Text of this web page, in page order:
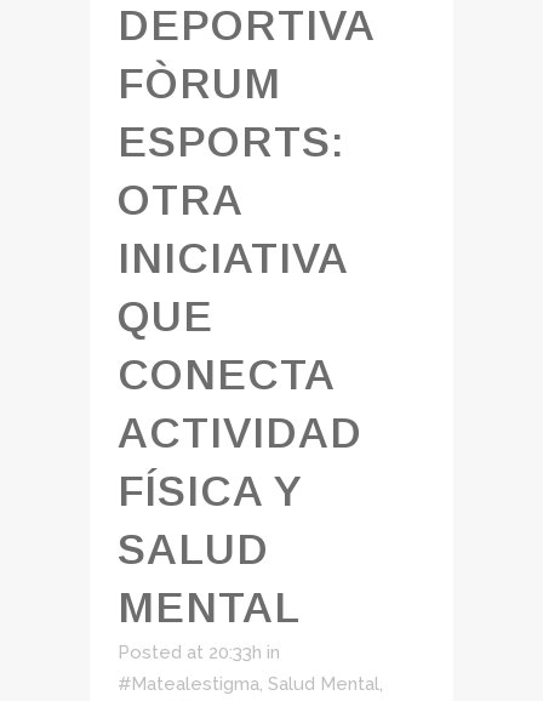
DEPORTIVA
FÒRUM
ESPORTS:
OTRA
INICIATIVA
QUE
CONECTA
ACTIVIDAD
FÍSICA Y
SALUD
MENTAL
Posted at 20:33h in
#Matealestigma, Salud Mental,